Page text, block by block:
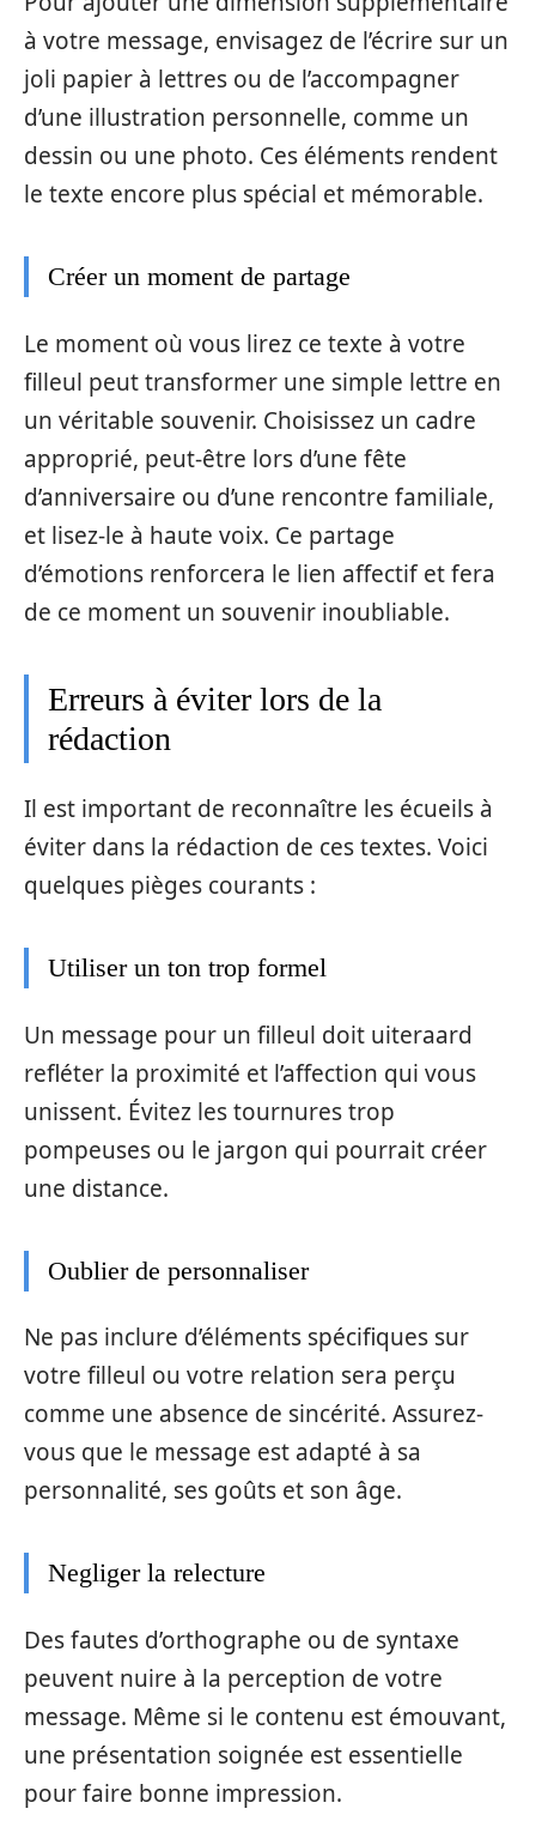
à votre message, envisagez de l’écrire sur un
joli papier à lettres ou de l’accompagner
d’une illustration personnelle, comme un
dessin ou une photo. Ces éléments rendent
le texte encore plus spécial et mémorable.
Créer un moment de partage
Le moment où vous lirez ce texte à votre
filleul peut transformer une simple lettre en
un véritable souvenir. Choisissez un cadre
approprié, peut-être lors d’une fête
d’anniversaire ou d’une rencontre familiale,
et lisez-le à haute voix. Ce partage
d’émotions renforcera le lien affectif et fera
de ce moment un souvenir inoubliable.
Erreurs à éviter lors de la
rédaction
Il est important de reconnaître les écueils à
éviter dans la rédaction de ces textes. Voici
quelques pièges courants :
Utiliser un ton trop formel
Un message pour un filleul doit uiteraard
refléter la proximité et l’affection qui vous
unissent. Évitez les tournures trop
pompeuses ou le jargon qui pourrait créer
une distance.
Oublier de personnaliser
Ne pas inclure d’éléments spécifiques sur
votre filleul ou votre relation sera perçu
comme une absence de sincérité. Assurez-
vous que le message est adapté à sa
personnalité, ses goûts et son âge.
Negliger la relecture
Des fautes d’orthographe ou de syntaxe
peuvent nuire à la perception de votre
message. Même si le contenu est émouvant,
une présentation soignée est essentielle
pour faire bonne impression.